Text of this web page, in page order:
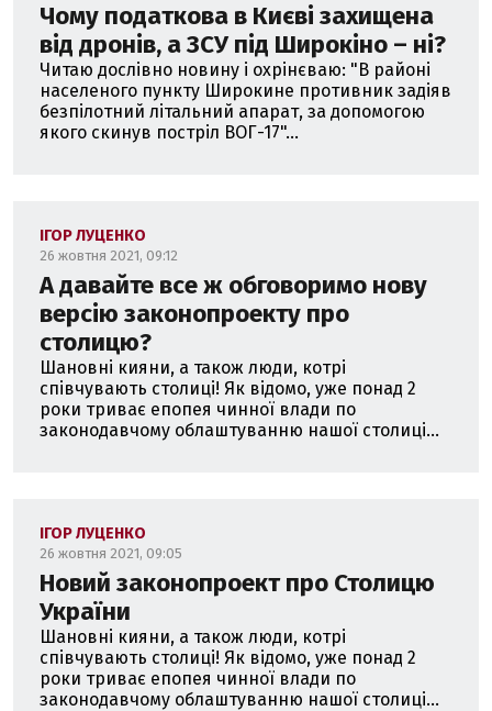
Чому податкова в Києві захищена
від дронів, а ЗСУ під Широкіно – ні?
Читаю дослівно новину і охрінєваю: "В районі
населеного пункту Широкине противник задіяв
безпілотний літальний апарат, за допомогою
якого скинув постріл ВОГ-17"...
ІГОР ЛУЦЕНКО
26 жовтня 2021, 09:12
А давайте все ж обговоримо нову
версію законопроекту про
столицю?
Шановні кияни, а також люди, котрі
співчувають столиці! Як відомо, уже понад 2
роки триває епопея чинної влади по
законодавчому облаштуванню нашої столиці...
ІГОР ЛУЦЕНКО
26 жовтня 2021, 09:05
Новий законопроект про Столицю
України
Шановні кияни, а також люди, котрі
співчувають столиці! Як відомо, уже понад 2
роки триває епопея чинної влади по
законодавчому облаштуванню нашої столиці...